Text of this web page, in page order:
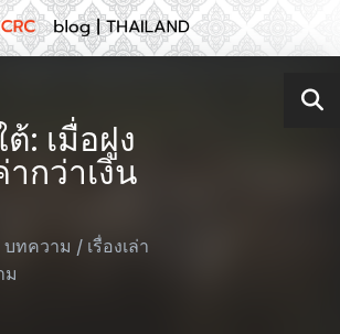
: เมื่อฝูง
กว่าเงิน
บทความ / เรื่องเล่า
ม